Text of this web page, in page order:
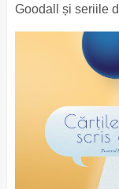
Goodall și seriile